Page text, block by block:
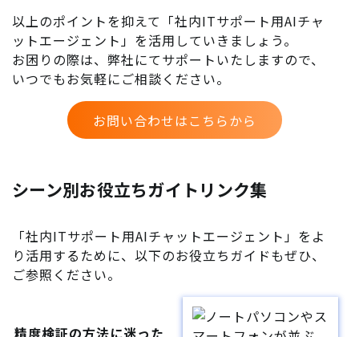
以上のポイントを抑えて「社内ITサポート用AIチャ
ットエージェント」を活用していきましょう。
お困りの際は、弊社にてサポートいたしますので、
いつでもお気軽にご相談ください。
お問い合わせはこちらから
シーン別お役立ちガイトリンク集
「社内ITサポート用AIチャットエージェント」をよ
り活用するために、以下のお役立ちガイドもぜひ、
ご参照ください。
精度検証の方法に迷った